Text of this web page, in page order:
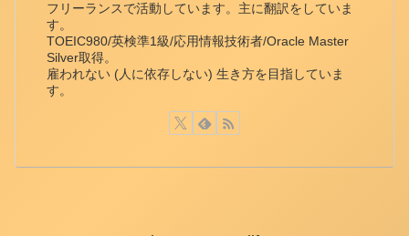
フリーランスで活動しています。主に翻訳をしていま
す。
TOEIC980/英検準1級/応用情報技術者/Oracle Master
Silver取得。
雇われない (人に依存しない) 生き方を目指していま
す。